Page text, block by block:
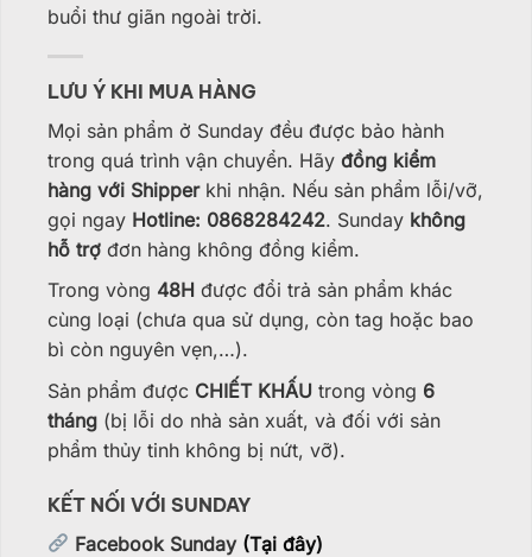
buổi thư giãn ngoài trời.
LƯU Ý KHI MUA HÀNG
Mọi sản phẩm ở Sunday đều được bảo hành
trong quá trình vận chuyển. Hãy đồng kiểm
hàng với Shipperkhi nhận. Nếu sản phẩm lỗi/vỡ,
gọi ngay Hotline: 0868284242. Sunday không
hỗ trợ đơn hàng không đồng kiểm.
Trong vòng 48H được đổi trả sản phẩm khác
cùng loại (chưa qua sử dụng, còn tag hoặc bao
bì còn nguyên vẹn,…).
Sản phẩm được CHIẾT KHẤU trong vòng 6
tháng (bị lỗi do nhà sản xuất, và đối với sản
phẩm thủy tinh không bị nứt, vỡ).
KẾT NỐI VỚI SUNDAY
Facebook Sunday (Tại đây)